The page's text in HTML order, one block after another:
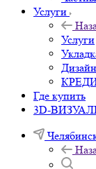
Услуги
Услуги
Дизайн
Где купить
3D-